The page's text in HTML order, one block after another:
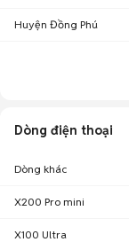
Huyện Đồng Phú
Dòng điện thoại
Dòng khác
X200 Pro mini
X100 Ultra